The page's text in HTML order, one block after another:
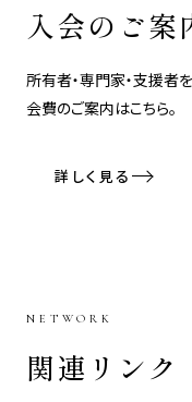
入会のご案
所有者・専門家・支援者
会費のご案内はこちら。
詳しく見る
NETWORK
関連リンク